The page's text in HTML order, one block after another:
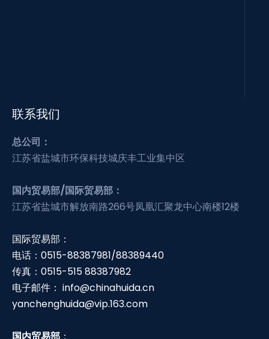
联系我们
总公司：
江苏省盐城市环保科技城庆丰工业集中区
国内贸易部/国际贸易部：
江苏省盐城市解放南路266号凤凰汇聚龙中心南楼12楼
国际贸易部：
电话：0515-88387981/88389440
传真：0515-515 88387982
电子邮件： info@chinahuida.cn
yanchenghuida@vip.163.com
国内贸易部 ：